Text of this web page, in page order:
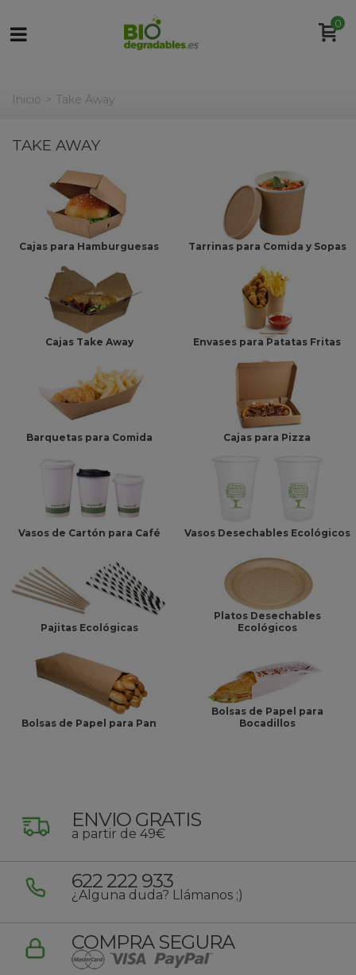
0
Inicio > Take Away
TAKE AWAY
Cajas para Hamburguesas Tarrinas para Comida y Sopas
Cajas Take Away Envases para Patatas Fritas
Barquetas para Comida Cajas para Pizza
Vasos de Cartón para Café Vasos Desechables Ecológicos
Pajitas Ecológicas
Platos Desechables
Ecológicos
Bolsas de Papel para Pan
Bolsas de Papel para
Bocadillos
ENVIO GRATIS
a partir de 49€
622 222 933
¿Alguna duda? Llámanos ;)
COMPRA SEGURA